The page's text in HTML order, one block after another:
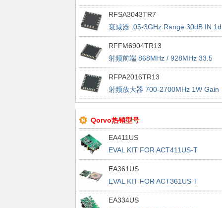
30dBm
RFSA3043TR7
衰减器 .05-3GHz Range 30dB IN
30dBm
RFFM6904TR13
射频前端 868MHz / 928MHz 33.5
dBm, 21dB
RFPA2016TR13
射频放大器 700-2700MHz 1W Gain
36dB @2140MHz
Qorvo热销型号
EA411US
EVAL KIT FOR ACT411US-T
EA361US
EVAL KIT FOR ACT361US-T
EA334US